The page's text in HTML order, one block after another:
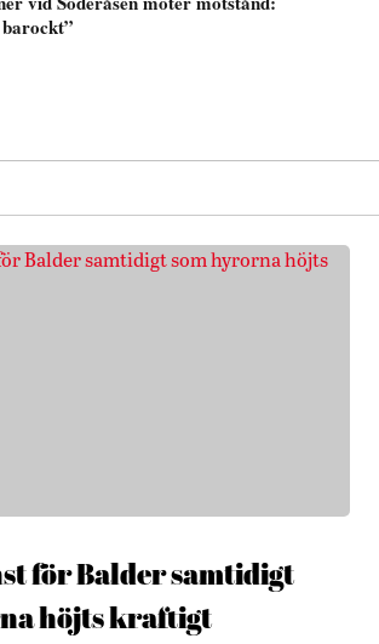
för Balder samtidigt
höjts kraftigt